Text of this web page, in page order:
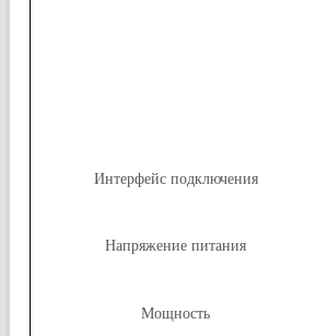
Интерфейс подключения
Напряжение питания
Мощность